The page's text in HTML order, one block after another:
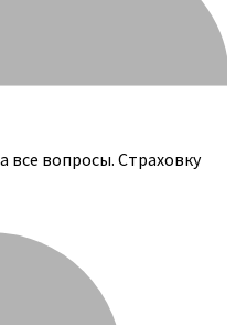
все вопросы. Страховку